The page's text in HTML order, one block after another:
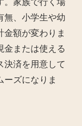
無、小学生や幼
金額が変わりま
金または使える
決済を用意して
ーズになりま